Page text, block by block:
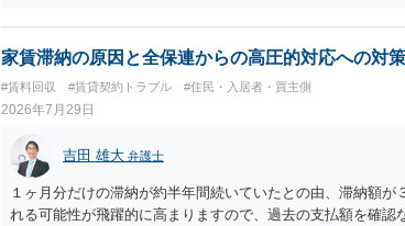
家賃滞納の原因と全保連からの高圧的対応への対
#賃料回収 #賃貸契約トラブル #住民・入居者・買主側
2026年7月29日
吉田 雄大 弁護士
１ヶ月分だけの滞納が約半年間続いていたとの由、滞納額
れる可能性が飛躍的に高まりますので、過去の支払額を確